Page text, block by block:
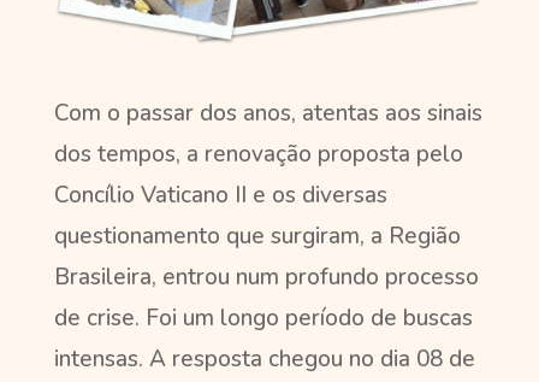
Com o passar dos anos, atentas aos sinais
dos tempos, a renovação proposta pelo
Concílio Vaticano II e os diversas
questionamento que surgiram, a Região
Brasileira, entrou num profundo processo
de crise. Foi um longo período de buscas
intensas. A resposta chegou no dia 08 de